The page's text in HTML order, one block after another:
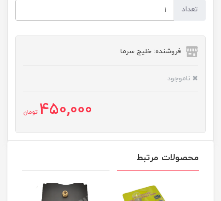
تعداد
فروشنده: خلیج سرما
ناموجود
450,000 تومان
محصولات مرتبط